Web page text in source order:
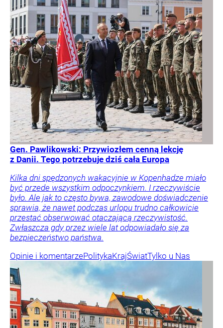
Gen. Pawlikowski: Przywiozłem cenną lekcję
z Danii. Tego potrzebuje dziś cała Europa
Kilka dni spędzonych wakacyjnie w Kopenhadze miało
być przede wszystkim odpoczynkiem. I rzeczywiście
było. Ale jak to często bywa, zawodowe doświadczenie
sprawia, że nawet podczas urlopu trudno całkowicie
przestać obserwować otaczającą rzeczywistość.
Zwłaszcza gdy przez wiele lat odpowiadało się za
bezpieczeństwo państwa.
Opinie i komentarzePolitykaKrajŚwiatTylko u Nas